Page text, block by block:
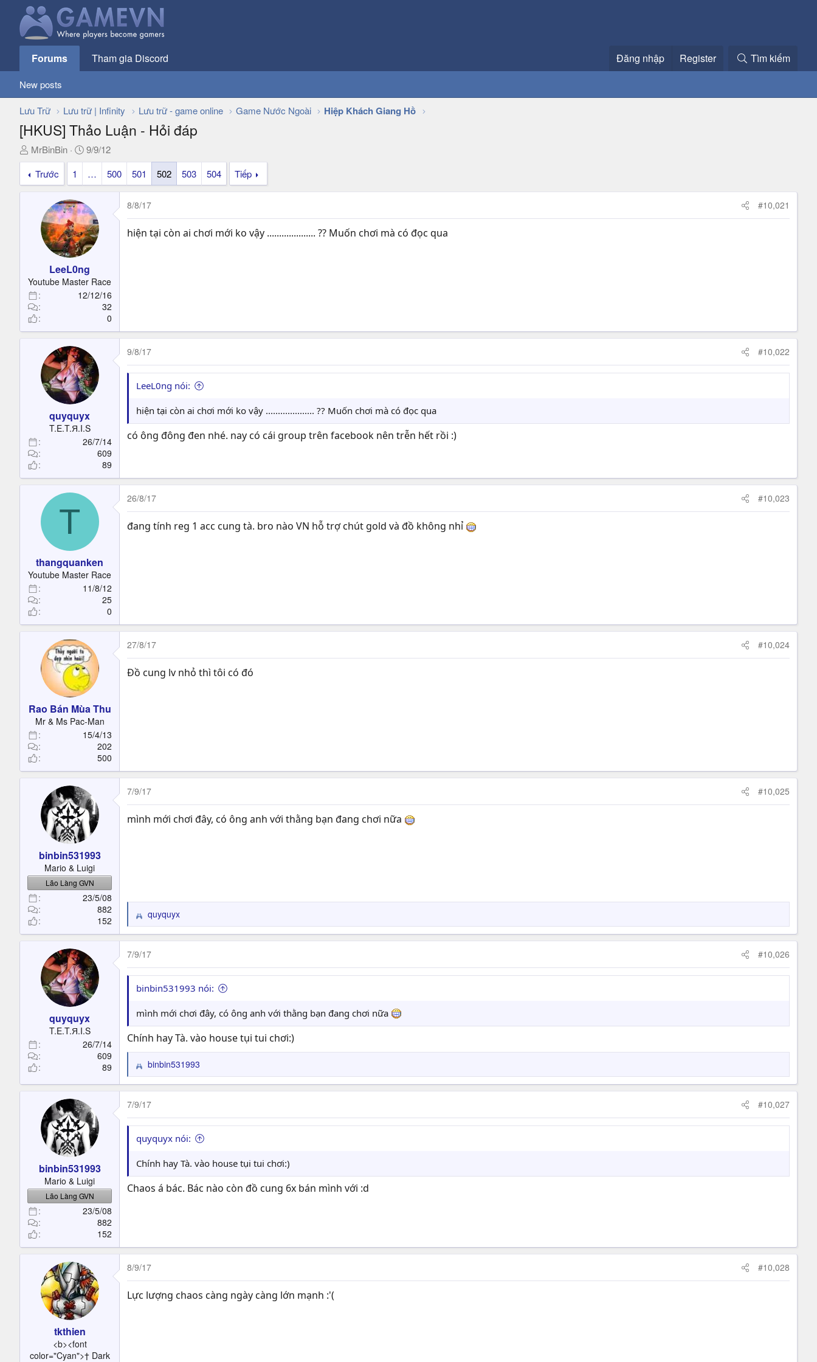
Forums Tham gia Discord Đăng nhập Register Tìm kiếm
New posts
Lưu Trữ Lưu trữ | Infinity Lưu trữ - game online Game Nước Ngoài Hiệp Khách Giang Hồ
[HKUS] Thảo Luận - Hỏi đáp
T
h
e
t
e
r
MrBinBin
N
g
à
y
ử
i
9/9/12
Trước
1 … 500 501 502 503 504 Tiếp
LeeL0ng
Youtube Master Race
12/12/16
32
0
8/8/17 #10,021
hiện tại còn ai chơi mới ko vậy .................... ?? Muốn chơi mà có đọc qua
quyquyx
T.E.T.Я.I.S
26/7/14
609
89
9/8/17 #10,022
LeeL0ng nói:
hiện tại còn ai chơi mới ko vậy .................... ?? Muốn chơi mà có đọc qua
có ông đông đen nhé. nay có cái group trên facebook nên trễn hết rồi :)
T
thangquanken
Youtube Master Race
11/8/12
25
0
26/8/17 #10,023
đang tính reg 1 acc cung tà. bro nào VN hỗ trợ chút gold và đồ không nhỉ
Rao Bán Mùa Thu
Mr & Ms Pac-Man
15/4/13
202
500
27/8/17 #10,024
Đồ cung lv nhỏ thì tôi có đó
binbin531993
Mario & Luigi
Lão Làng GVN
23/5/08
882
152
7/9/17 #10,025
mình mới chơi đây, có ông anh với thằng bạn đang chơi nữa
R
e
a
c
t
i
o
s
quyquyx
quyquyx
T.E.T.Я.I.S
26/7/14
609
89
7/9/17 #10,026
binbin531993 nói:
mình mới chơi đây, có ông anh với thằng bạn đang chơi nữa
Chính hay Tà. vào house tụi tui chơi:)
R
e
a
c
t
i
o
s
binbin531993
binbin531993
Mario & Luigi
Lão Làng GVN
23/5/08
882
152
7/9/17 #10,027
quyquyx nói:
Chính hay Tà. vào house tụi tui chơi:)
Chaos á bác. Bác nào còn đồ cung 6x bán mình với :d
tkthien
<b><font
color="Cyan">† Dark
8/9/17 #10,028
Lực lượng chaos càng ngày càng lớn mạnh :'(